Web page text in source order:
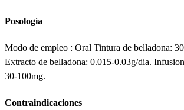
Posología
Modo de empleo : Oral Tintura de belladona:
Extracto de belladona: 0.015-0.03g/dia.
30-100mg.
Contraindicaciones